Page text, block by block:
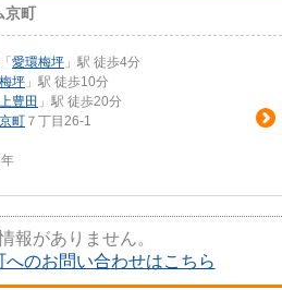
京町
「 愛環梅坪 」駅 徒歩4分
梅坪 」駅 徒歩10分
上豊田 」駅 徒歩20分
京町 ７丁目26-1
報がありません。
へのお問い合わせはこちら